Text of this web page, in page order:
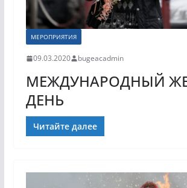
МЕРОПРИЯТИЯ
09.03.2020 bugeacadmin
МЕЖДУНАРОДНЫЙ
ДЕНЬ
Читайте далее